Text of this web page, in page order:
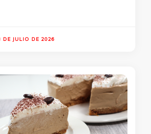
DE JULIO DE 2026